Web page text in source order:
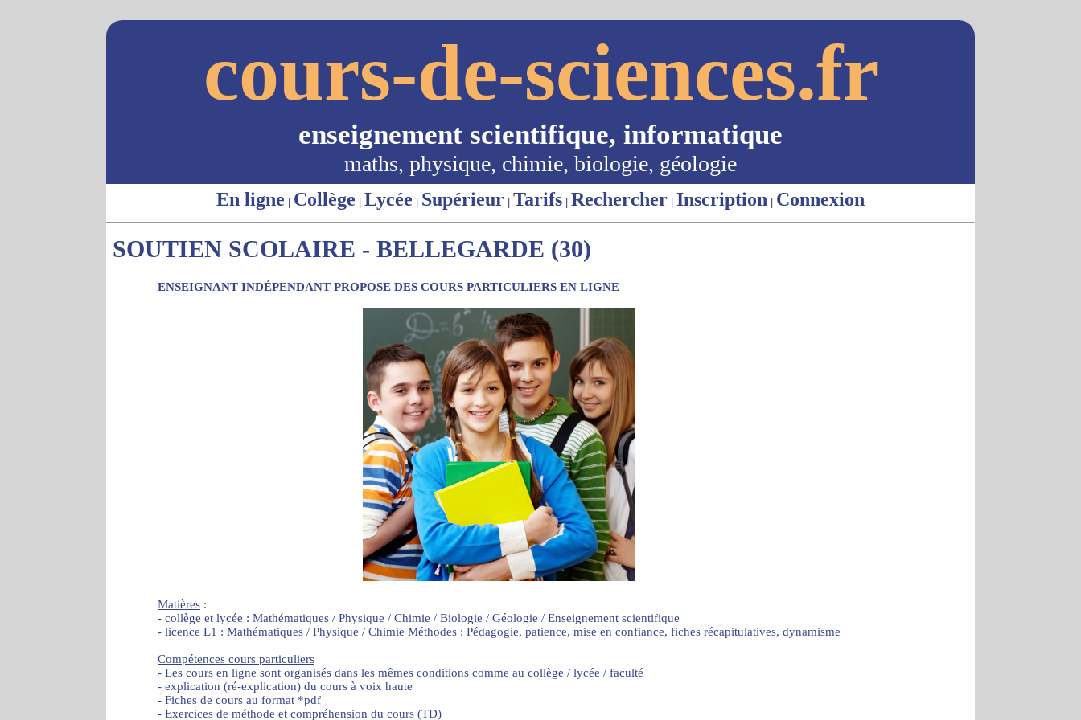
cours-de-sciences.fr
enseignement scientifique, informatique
maths, physique, chimie, biologie, géologie
En ligne | Collège | Lycée | Supérieur | Tarifs | Rechercher | Inscription | Connexion
SOUTIEN SCOLAIRE - BELLEGARDE (30)
ENSEIGNANT INDÉPENDANT PROPOSE DES COURS PARTICULIERS EN LIGNE
Matières :
- collège et lycée : Mathématiques / Physique / Chimie / Biologie / Géologie / Enseignement scientifique
- licence L1 : Mathématiques / Physique / Chimie Méthodes : Pédagogie, patience, mise en confiance, fiches récapitulatives, dynamisme
Compétences cours particuliers
- Les cours en ligne sont organisés dans les mêmes conditions comme au collège / lycée / faculté
- explication (ré-explication) du cours à voix haute
- Fiches de cours au format *pdf
- Exercices de méthode et compréhension du cours (TD)